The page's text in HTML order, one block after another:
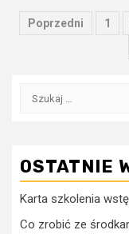
Poprzedni 1
Szukaj:
OSTATNIE
Karta szkolenia
Co zrobić ze